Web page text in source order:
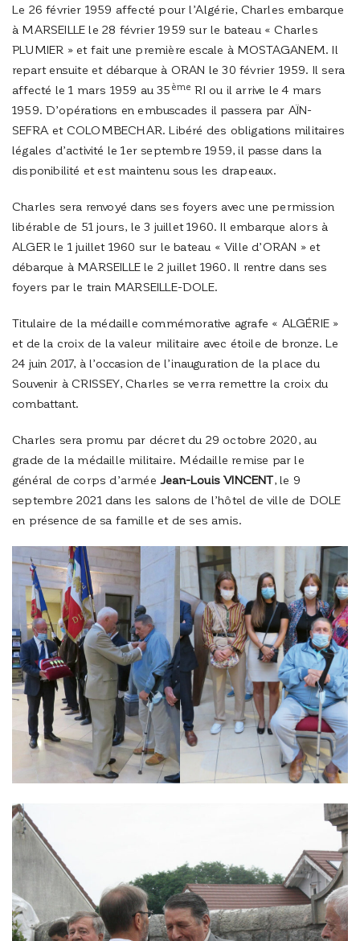
Le 26 février 1959 affecté pour l’Algérie, Charles embarque
à MARSEILLE le 28 février 1959 sur le bateau « Charles
PLUMIER » et fait une première escale à MOSTAGANEM. Il
repart ensuite et débarque à ORAN le 30 février 1959. Il sera
affecté le 1 mars 1959 au 35 ème RI ou il arrive le 4 mars
1959. D’opérations en embuscades il passera par AÏN-
SEFRA et COLOMBECHAR. Libéré des obligations militaires
légales d’activité le 1er septembre 1959, il passe dans la
disponibilité et est maintenu sous les drapeaux.
Charles sera renvoyé dans ses foyers avec une permission
libérable de 51 jours, le 3 juillet 1960. Il embarque alors à
ALGER le 1 juillet 1960 sur le bateau « Ville d’ORAN » et
débarque à MARSEILLE le 2 juillet 1960. Il rentre dans ses
foyers par le train MARSEILLE-DOLE.
Titulaire de la médaille commémorative agrafe « ALGÉRIE »
et de la croix de la valeur militaire avec étoile de bronze. Le
24 juin 2017, à l’occasion de l’inauguration de la place du
Souvenir à CRISSEY, Charles se verra remettre la croix du
combattant.
Charles sera promu par décret du 29 octobre 2020, au
grade de la médaille militaire. Médaille remise par le
général de corps d’armée Jean-Louis VINCENT, le 9
septembre 2021 dans les salons de l’hôtel de ville de DOLE
en présence de sa famille et de ses amis.